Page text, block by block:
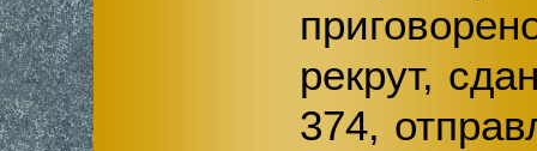
рекрут,
374,